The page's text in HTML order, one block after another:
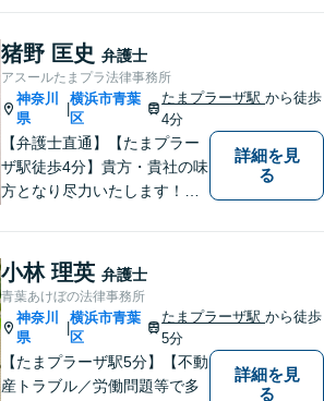
能な最善の結論を共に目指し
て問題解決を図る所存です。
法律上の問題に巻き込まれた
際は、お一人で悩まずにお気
軽にご相談ください。
猪野 匡史 弁護士
アスールたまプラ法律事務所
神奈川
県
|
横浜市青葉
区
たまプラーザ駅から徒歩
4分
【弁護士直通】【たまプラー
ザ駅徒歩4分】貴方・貴社の味
方となり尽力いたします！当
すのでまずはお気軽にご相談
ください。
詳細を見
る
小林 理英 弁護士
青葉あけぼの法律事務所
神奈川
県
|
横浜市青葉
区
たまプラーザ駅から徒歩
5分
【たまプラーザ駅5分】【不動
産トラブル／労働問題等で多
詳細を見
る